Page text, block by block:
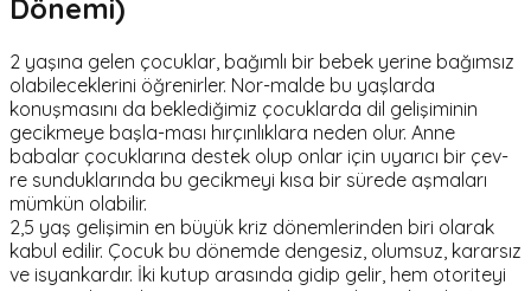
Dönemi)
2 yaşına gelen çocuklar, bağımlı bir bebek yerine bağımsız
olabileceklerini öğrenirler. Nor-malde bu yaşlarda
konuşmasını da beklediğimiz çocuklarda dil gelişiminin
gecikmeye başla-ması hırçınlıklara neden olur. Anne
babalar çocuklarına destek olup onlar için uyarıcı bir çev-
re sunduklarında bu gecikmeyi kısa bir sürede aşmaları
mümkün olabilir.
2,5 yaş gelişimin en büyük kriz dönemlerinden biri olarak
kabul edilir. Çocuk bu dönemde dengesiz, olumsuz, kararsız
ve isyankardır. İki kutup arasında gidip gelir, hem otoriteyi